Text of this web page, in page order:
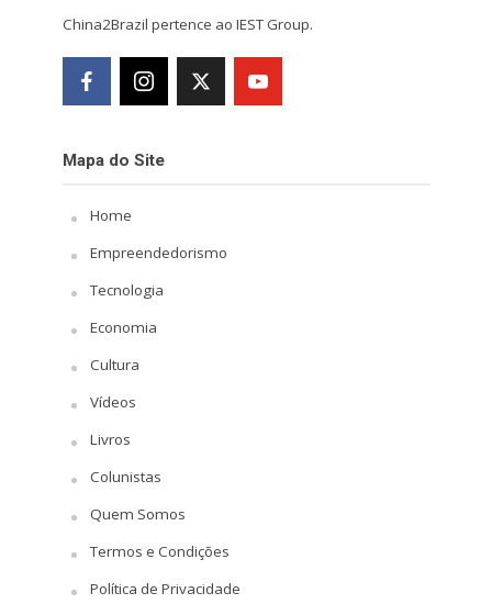
China2Brazil pertence ao IEST Group.
Mapa do Site
Home
Empreendedorismo
Tecnologia
Economia
Cultura
Vídeos
Livros
Colunistas
Quem Somos
Termos e Condições
Política de Privacidade